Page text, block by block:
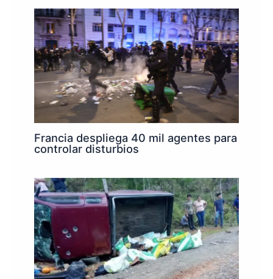
Francia despliega 40 mil agentes para
controlar disturbios